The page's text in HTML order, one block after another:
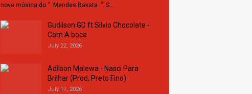
nova música do “ Mendes Bakata ”. S…
Gudilson GD ft Silvio Chocolate -
Com A boca
July 22, 2026
Adilson Malewa - Nasci Para
Brilhar (Prod, Preto Fino)
July 17, 2026